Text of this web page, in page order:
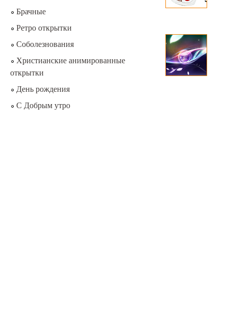
Брачные
Ретро открытки
Соболезнования
Христианские анимированные
открытки
День рождения
С Добрым утро